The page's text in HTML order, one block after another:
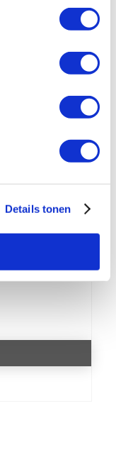
Details tonen